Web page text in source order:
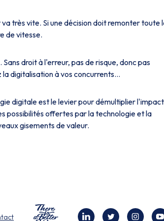
très vite. Si une décision doit remonter toute
de vitesse.
droit à l'erreur, pas de risque, donc pas
digitalisation à vos concurrents...
digitale est le levier pour démultiplier
possibilités offertes par la technologie et la
gisements de valeur.